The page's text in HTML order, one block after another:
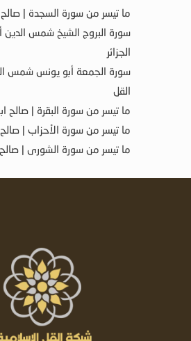
ما تيسر من سورة السجدة |
سورة البروج الشيخ شمس الدين
الجزائر
سورة الجمعة أبو يونس شمس
القل
ما تيسر من سورة البقرة | صالح
ما تيسر من سورة الأحزاب |
ما تيسر من سورة الشورى |